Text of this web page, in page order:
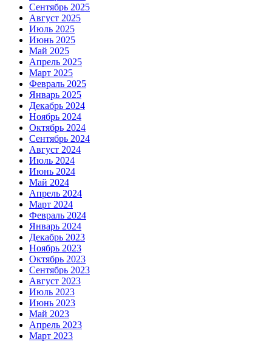
Сентябрь 2025
Август 2025
Июль 2025
Июнь 2025
Май 2025
Апрель 2025
Март 2025
Февраль 2025
Январь 2025
Декабрь 2024
Ноябрь 2024
Октябрь 2024
Сентябрь 2024
Август 2024
Июль 2024
Июнь 2024
Май 2024
Апрель 2024
Март 2024
Февраль 2024
Январь 2024
Декабрь 2023
Ноябрь 2023
Октябрь 2023
Сентябрь 2023
Август 2023
Июль 2023
Июнь 2023
Май 2023
Апрель 2023
Март 2023